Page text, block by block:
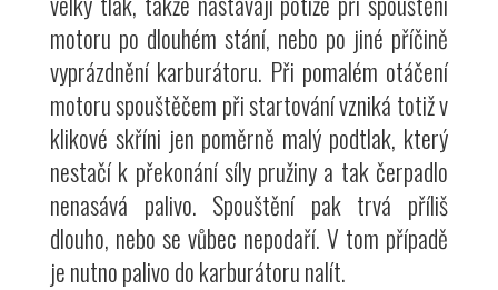
motoru po dlouhém stání, nebo po jiné příčině
vyprázdnění karburátoru. Při pomalém otáčení
motoru spouštěčem při startování vzniká totiž v
klikové skříni jen poměrně malý podtlak, který
nestačí k překonání síly pružiny a tak čerpadlo
nenasává palivo. Spouštění pak trvá příliš
dlouho, nebo se vůbec nepodaří. V tom případě
je nutno palivo do karburátoru nalít.